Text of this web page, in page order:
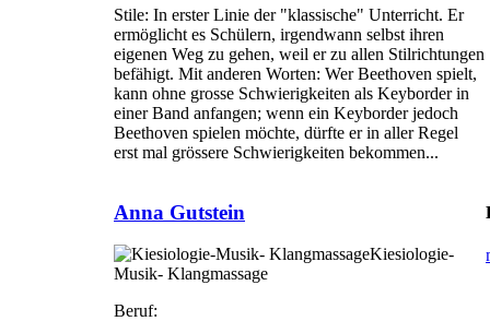
Stile: In erster Linie der "klassische" Unterricht. Er
ermöglicht es Schülern, irgendwann selbst ihren
eigenen Weg zu gehen, weil er zu allen Stilrichtungen
befähigt. Mit anderen Worten: Wer Beethoven spielt,
kann ohne grosse Schwierigkeiten als Keyborder in
einer Band anfangen; wenn ein Keyborder jedoch
Beethoven spielen möchte, dürfte er in aller Regel
erst mal grössere Schwierigkeiten bekommen...
Anna Gutstein
Kiesiologie-
Musik- Klangmassage
Beruf: